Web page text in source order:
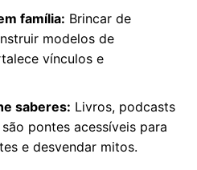
família: Brincar de
modelos de
vínculos e
saberes: Livros, podcasts
pontes acessíveis para
e desvendar mitos.